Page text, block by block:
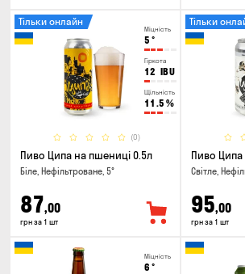
Міцність
5 °
Гіркота
12 IBU
Щільність
11.5 %
(0)
Тільки онлайн
Пиво Ципа на пшениці 0.5л
Біле, Нефільтроване, 5°
87,00
грн за 1 шт
Тільки
Пиво Ципа
Світле,
95,00
грн за 1 шт
Міцність
6 °